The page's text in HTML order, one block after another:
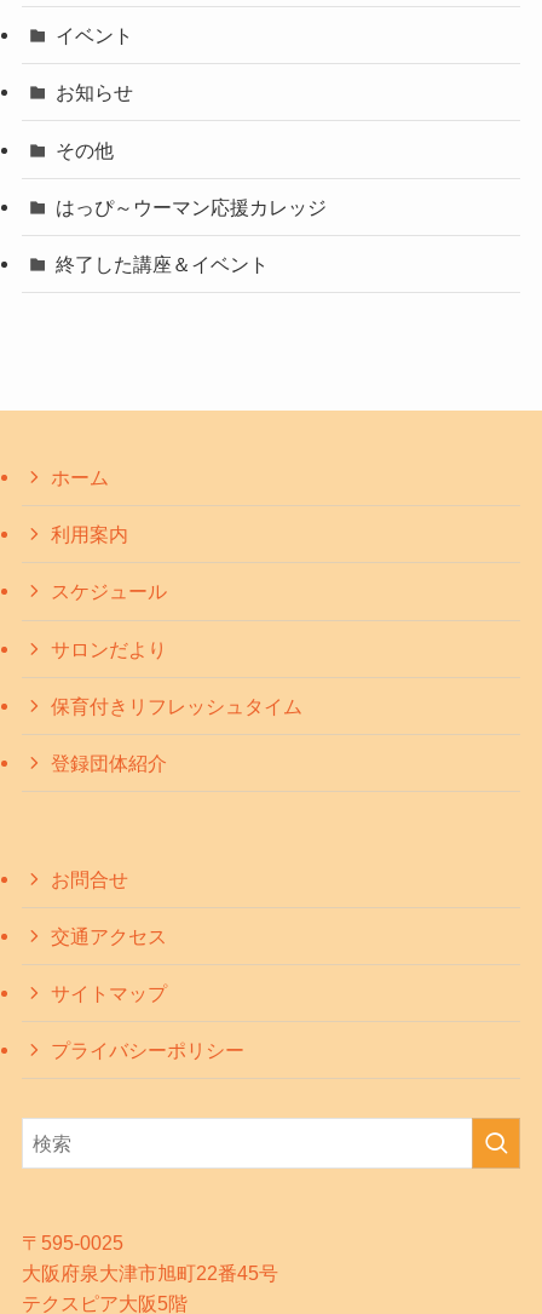
イベント
お知らせ
その他
はっぴ～ウーマン応援カレッジ
終了した講座＆イベント
ホーム
利用案内
スケジュール
サロンだより
保育付きリフレッシュタイム
登録団体紹介
お問合せ
交通アクセス
サイトマップ
プライバシーポリシー
〒595-0025
大阪府泉大津市旭町22番45号
テクスピア大阪5階